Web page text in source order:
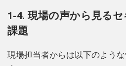
1-4. 現場の声から見る
課題
現場担当者からは以下のよう